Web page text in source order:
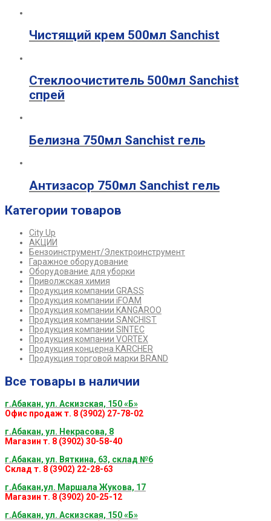
Чистящий крем 500мл Sanchist
Стеклоочиститель 500мл Sanchist
спрей
Белизна 750мл Sanchist гель
Антизасор 750мл Sanchist гель
Категории товаров
City Up
АКЦИИ
Бензоинструмент/Электроинструмент
Гаражное оборудование
Оборудование для уборки
Приволжская химия
Продукция компании GRASS
Продукция компании iFOAM
Продукция компании KANGAROO
Продукция компании SANCHIST
Продукция компании SINTEC
Продукция компании VORTEX
Продукция концерна KARCHER
Продукция торговой марки BRAND
Все товары в наличии
г.Абакан, ул. Аскизская, 150 «Б»
Офис продаж т. 8 (3902) 27-78-02
г.Абакан, ул. Некрасова, 8
Магазин т. 8 (3902) 30-58-40
г.Абакан, ул. Вяткина, 63, склад №6
Склад т. 8 (3902) 22-28-63
г.Абакан,ул. Маршала Жукова, 17
Магазин т. 8 (3902) 20-25-12
г.Абакан, ул. Аскизская, 150 «Б»